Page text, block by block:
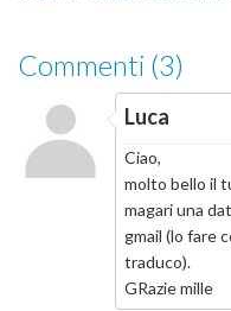
Commenti (3)
Luca
Ciao,
molto bello il
magari una
gmail (lo fare
traduco).
GRazie mille